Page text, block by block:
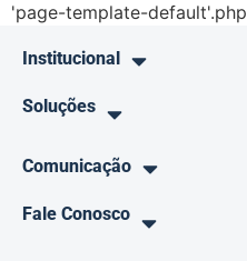
'page-template-default'.php
Institucional
Soluções
Comunicação
Fale Conosco